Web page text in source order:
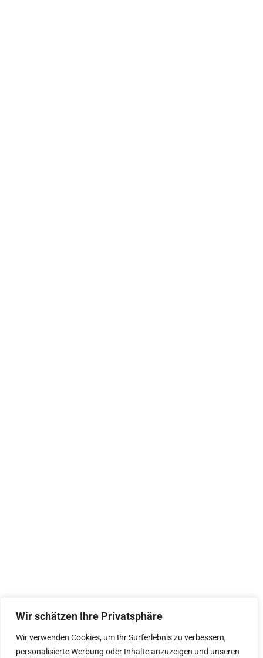
Wir schätzen Ihre Privatsphäre
Wir verwenden Cookies, um Ihr Surferlebnis zu verbessern,
personalisierte Werbung oder Inhalte anzuzeigen und unseren